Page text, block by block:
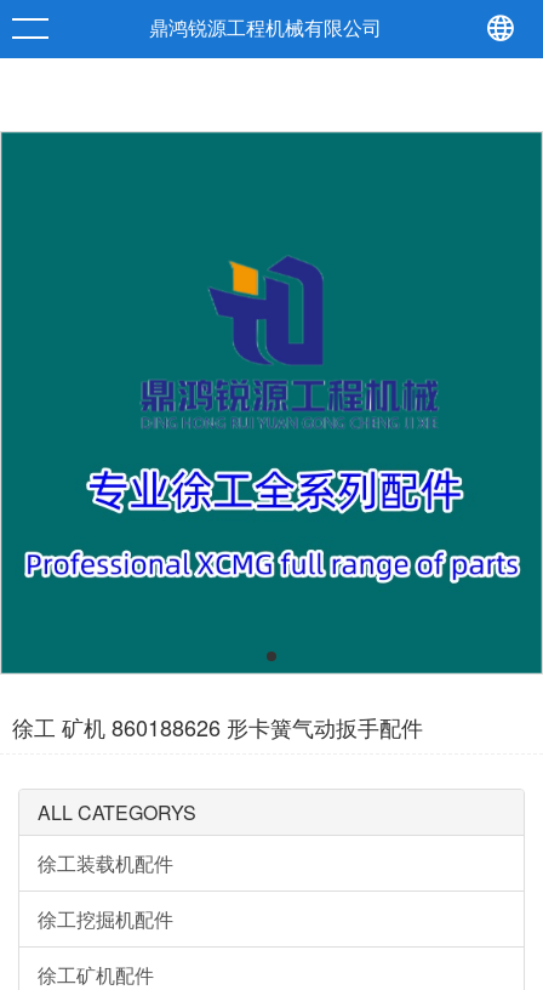
鼎鸿锐源工程机械有限公司
产品 详情
徐工 矿机 860188626 形卡簧气动扳手配件
ALL CATEGORYS
徐工装载机配件
徐工挖掘机配件
徐工矿机配件